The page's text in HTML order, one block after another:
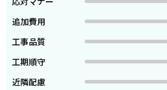
追加費用
工事品質
工期順守
近隣配慮